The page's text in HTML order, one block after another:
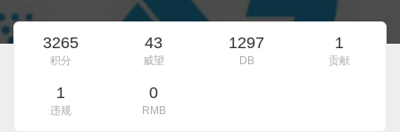
3265
积分
43
威望
1297
DB
1
贡献
1
违规
0
RMB